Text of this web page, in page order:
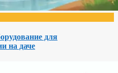
для
на даче